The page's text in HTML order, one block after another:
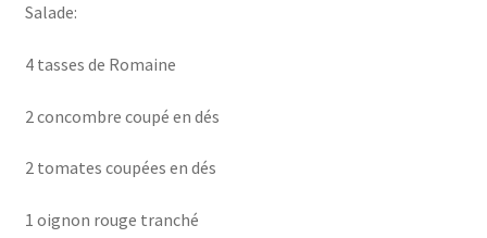
Salade:
4 tasses de Romaine
2 concombre coupé en dés
2 tomates coupées en dés
1 oignon rouge tranché